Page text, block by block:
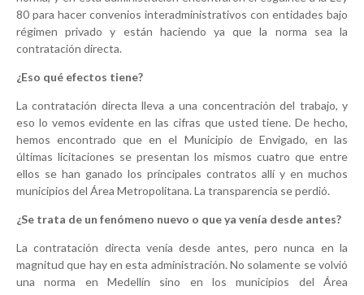
80 para hacer convenios interadministrativos con entidades bajo
régimen privado y están haciendo ya que la norma sea la
contratación directa.
¿Eso qué efectos tiene?
La contratación directa lleva a una concentración del trabajo, y
eso lo vemos evidente en las cifras que usted tiene. De hecho,
hemos encontrado que en el Municipio de Envigado, en las
últimas licitaciones se presentan los mismos cuatro que entre
ellos se han ganado los principales contratos allí y en muchos
municipios del Área Metropolitana. La transparencia se perdió.
¿Se trata de un fenómeno nuevo o que ya venía desde antes?
La contratación directa venía desde antes, pero nunca en la
magnitud que hay en esta administración. No solamente se volvió
una norma en Medellín sino en los municipios del Área